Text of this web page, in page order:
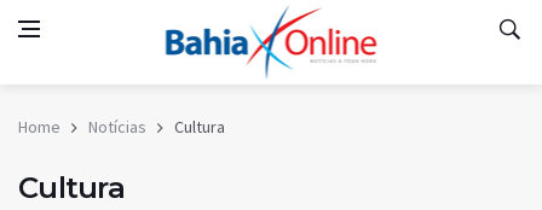
Home Notícias Cultura
Cultura